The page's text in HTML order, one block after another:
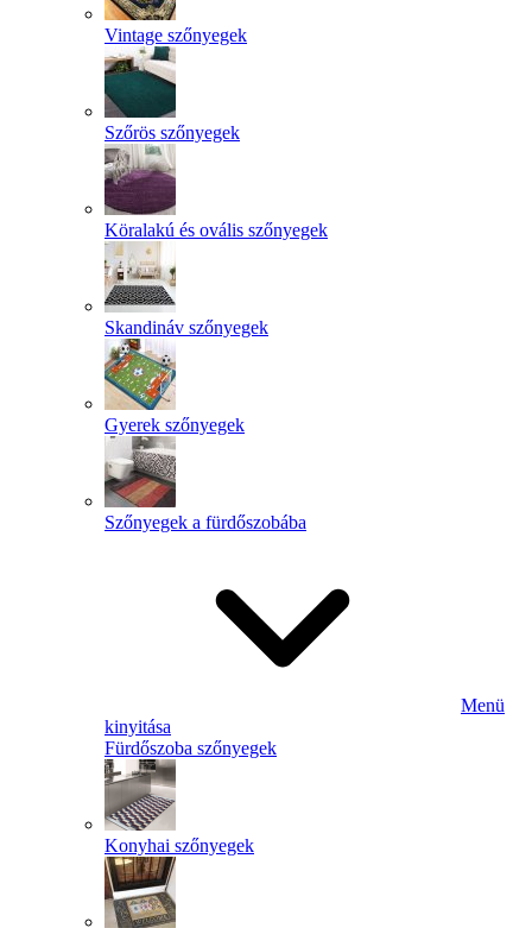
Vintage szőnyegek
Szőrös szőnyegek
Köralakú és ovális szőnyegek
Skandináv szőnyegek
Gyerek szőnyegek
Szőnyegek a fürdőszobába
Menü
kinyitása
Fürdőszoba szőnyegek
Konyhai szőnyegek